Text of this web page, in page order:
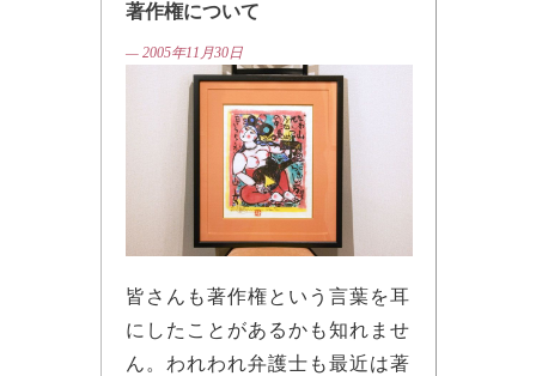
著作権について
— 2005年11月30日
皆さんも著作権という言葉を耳
にしたことがあるかも知れませ
ん。われわれ弁護士も最近は著